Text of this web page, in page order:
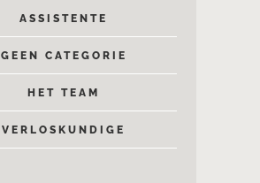
ASSISTENTE
GEEN CATEGORIE
HET TEAM
VERLOSKUNDIGE